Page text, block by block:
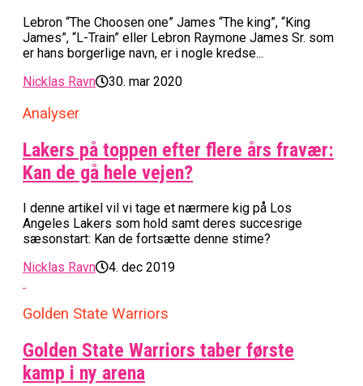
Lebron “The Choosen one” James “The king”, “King
James”, “L-Train” eller Lebron Raymone James Sr. som
er hans borgerlige navn, er i nogle kredse...
Nicklas Ravn
30. mar 2020
Analyser
Lakers på toppen efter flere års fravær:
Kan de gå hele vejen?
I denne artikel vil vi tage et nærmere kig på Los
Angeles Lakers som hold samt deres succesrige
sæsonstart: Kan de fortsætte denne stime?
Nicklas Ravn
4. dec 2019
Golden State Warriors
Golden State Warriors taber første
kamp i ny arena